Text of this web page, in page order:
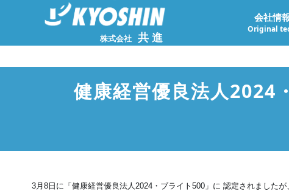
株式会社 共進
会社情
Original
健康経営優良法人2024
3月8日に「健康経営優良法人2024・ブライト500」に 認定されましたが